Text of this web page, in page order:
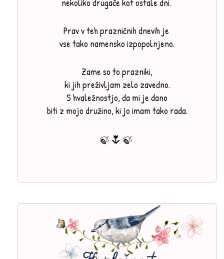
nekoliko drugače kot ostale dni.
Prav v teh prazničnih dnevih je
vse tako namensko izpopolnjeno.
Zame so to prazniki,
ki jih preživljam zelo zavedno.
S hvaležnostjo, da mi je dano
biti z mojo družino, ki jo imam tako rada.
🍃 🌷 🍃
Marec - 🍃🎻🍃